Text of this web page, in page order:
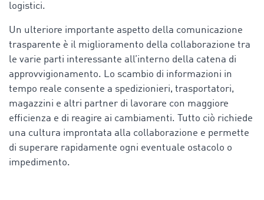
logistici.
Un ulteriore importante aspetto della comunicazione
trasparente è il miglioramento della collaborazione tra
le varie parti interessante all’interno della catena di
approvvigionamento. Lo scambio di informazioni in
tempo reale consente a spedizionieri, trasportatori,
magazzini e altri partner di lavorare con maggiore
efficienza e di reagire ai cambiamenti. Tutto ciò richiede
una cultura improntata alla collaborazione e permette
di superare rapidamente ogni eventuale ostacolo o
impedimento.